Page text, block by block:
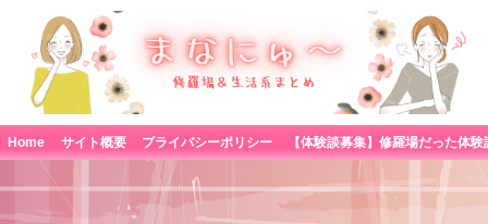
Home サイト概要 プライバシーポリシー